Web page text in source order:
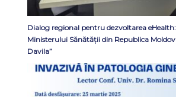
Dialog regional pentru dezvoltarea
Ministerului Sănătății din Republica
Davila”